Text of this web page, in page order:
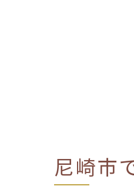
尼崎市